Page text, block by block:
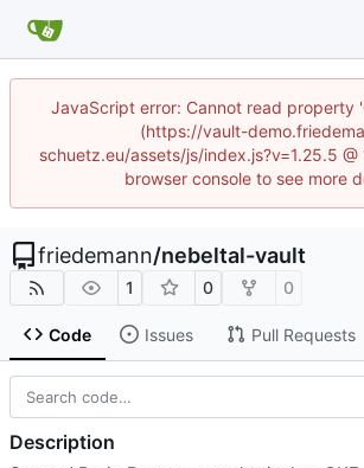
JavaScript error: Cannot read property
(https://vault-
schuetz.eu/assets/js/index.js?v=1.25.5 @
browser console to see more
friedemann/nebeltal-vault
1 0 0
Code Issues Pull Requests
Description